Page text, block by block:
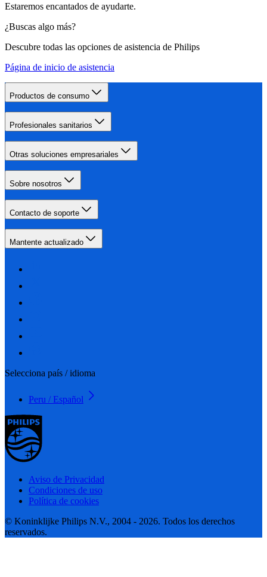
Estaremos encantados de ayudarte.
¿Buscas algo más?
Descubre todas las opciones de asistencia de Philips
Página de inicio de asistencia
Productos de consumo
Profesionales sanitarios
Otras soluciones empresariales
Sobre nosotros
Contacto de soporte
Mantente actualizado
Selecciona país / idioma
Peru / Español
Aviso de Privacidad
Condiciones de uso
Política de cookies
© Koninklijke Philips N.V., 2004 - 2026. Todos los derechos
reservados.